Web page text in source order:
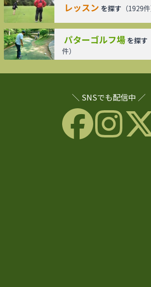
レッスン を探す （1929件
パターゴルフ場 を探す
件）
＼ SNSでも配信中 ／